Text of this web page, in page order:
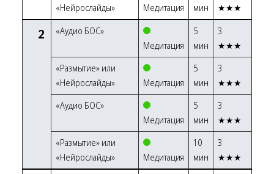
«Нейрослайды»
Медитация
мин
★★★
2
«Аудио БОС»
Медитация
5
мин
3
★★★
«Размытие» или
«Нейрослайды»
Медитация
5
мин
3
★★★
«Аудио БОС»
Медитация
5
мин
3
★★★
«Размытие» или
«Нейрослайды»
Медитация
10
мин
3
★★★